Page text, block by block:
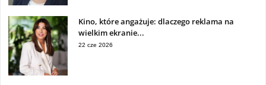
Kino, które angażuje: dlaczego reklama na
wielkim ekranie...
22 cze 2026